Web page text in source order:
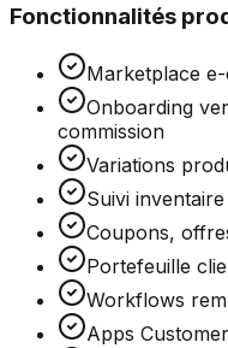
Fonctionnalités
Marketplace
Onboarding
commission
Variations
Suivi
Coupons,
Portefeuille
Workflows
Apps